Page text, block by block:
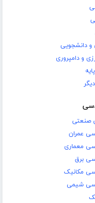
دانشجویی
و دامپروری
صنعتی
عمران
معماری
برق
مکانیک
شیمی